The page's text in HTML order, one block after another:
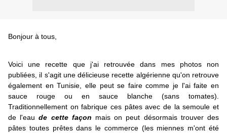
Bonjour à tous,
Voici une recette que j'ai retrouvée dans mes photos non
publiées, il s'agit une délicieuse recette algérienne qu'on retrouve
également en Tunisie, elle peut se faire comme je l'ai faite en
sauce rouge ou en sauce blanche (sans tomates).
Traditionnellement on fabrique ces pâtes avec de la semoule et
de l'eaude cette façon mais on peut désormais trouver des
pâtes toutes prêtes dans le commerce (les miennes m'ont été